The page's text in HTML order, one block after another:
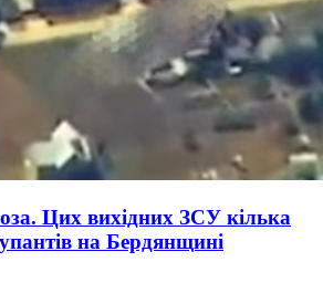
Цих вихідних ЗСУ кілька
на Бердянщині